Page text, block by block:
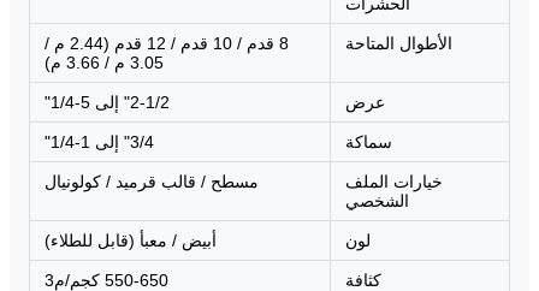
الأطوال المتاحة
8 قدم / 10 قدم / 12 قدم (2.44 م /
3.05 م / 3.66 م)
عرض 2-1/2" إلى 5-1/4"
سماكة 3/4" إلى 1-1/4"
خيارات الملف
الشخصي
مسطح / قالب قرميد / كولونيال
لون أبيض / معبأ (قابل للطلاء)
كثافة 550-650 كجم/م3